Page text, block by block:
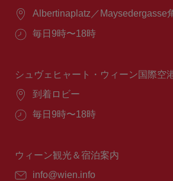
場
Albertinaplatz／Maysedergasse
営
間：
毎日9時〜18時
シュヴェヒャート・ウィーン国際空
場
到着ロビー
営
間：
毎日9時〜18時
ウィーン観光＆宿泊案内
E
info@wien.info